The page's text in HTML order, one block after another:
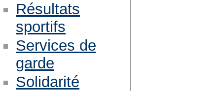
Résultats
sportifs
Services de
garde
Solidarité